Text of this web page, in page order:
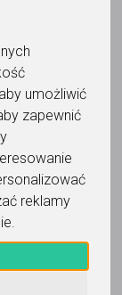
aby umożliwić
zapewnić
reklamy
.